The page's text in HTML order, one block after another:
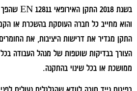
והוא מחייב כל חברה העוסקת בהשכרת או
התקן מגדיר את דרישות היציבות, את
הצורך בבדיקות שוטפות של מנהל העבודה
ממושכת או בכל שינוי בהתקנה.